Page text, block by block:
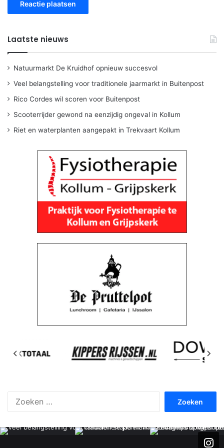
Laatste nieuws
Natuurmarkt De Kruidhof opnieuw succesvol
Veel belangstelling voor traditionele jaarmarkt in Buitenpost
Rico Cordes wil scoren voor Buitenpost
Scooterrijder gewond na eenzijdig ongeval in Kollum
Riet en waterplanten aangepakt in Trekvaart Kollum